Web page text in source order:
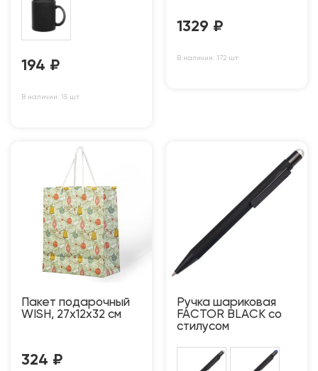
194 ₽
В наличии: 15 шт
1329 ₽
В наличии: 172 шт
Пакет подарочный
WISH, 27х12х32 см
324 ₽
Ручка шариковая
FACTOR BLACK со
стилусом